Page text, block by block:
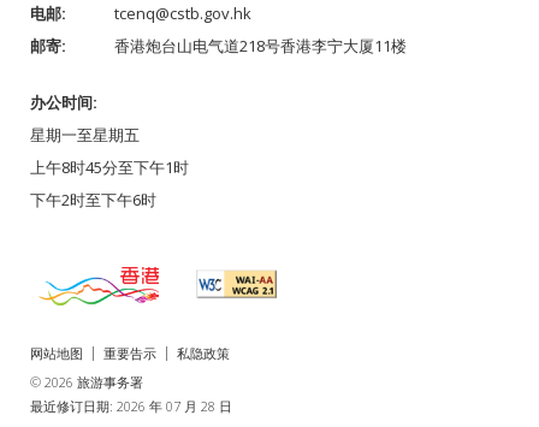
电邮:
tcenq@cstb.gov.hk
邮寄:
香港炮台山电气道218号香港李宁大厦11楼
办公时间:
星期一至星期五
上午8时45分至下午1时
下午2时至下午6时
网站地图 重要告示
私隐政策
© 2026 旅游事务署
最近修订日期: 2026 年 07 月 28 日